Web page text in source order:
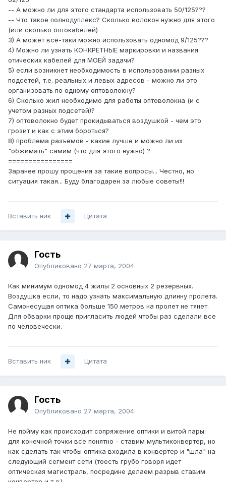
-- А можно ли для этого стандарта использовать 50/125???
-- Что такое полнодуплекс? Сколько волокон нужно для этого
(или сколько оптокабелей)
3) А может всё-таки можно использовать одномод 9/125???
4) Можно ли узнать КОНКРЕТНЫЕ маркировки и названия
отических кабелей для МОЕЙ задачи?
5) если возникнет необходимость в использовании разных
подсетей, т.е. реальных и левых адресов - можно ли это
организовать по одному оптоволокну?
6) Сколько жил необходимо для работы оптоволокна (и с
учетом разных подсетей)?
7) оптоволокно будет прокидываться воздушкой - чем это
грозит и как с этим бороться?
8) проблема разъемов - какие лучше и можно ли их
"обжимать" самим (что для этого нужно) ?
================
Заранее прошу прощения за такие вопросы... Честно, но
ситуация такая... Буду благодарен за любые советы!!!
Вставить ник Цитата
Гость
Опубликовано 27 марта, 2004
Как минимум одномод 4 жилы 2 основных 2 резервных.
Воздушка если, то надо узнать максимальную длинну пролета.
Самонесущая оптика больше 150 метров на пролет не тянет.
Для обварки проще пригласить людей чтобы раз сделали все
по человечески.
Вставить ник Цитата
Гость
Опубликовано 27 марта, 2004
Не пойму как происходит сопряжение оптики и витой пары:
для конечной точки все понятно - ставим мультиконвертер, но
как сделать так чтобы оптика входила в конвертер и "шла" на
следующий сегмент сети (тоесть грубо говоря идет
оптическая магистраль, посредине делаем разрыв ставим